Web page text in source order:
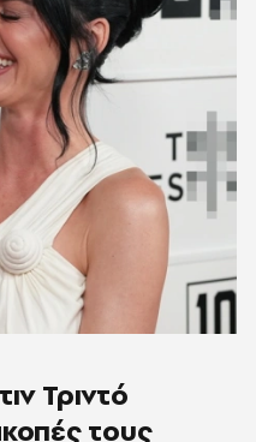
Τριντό
τους